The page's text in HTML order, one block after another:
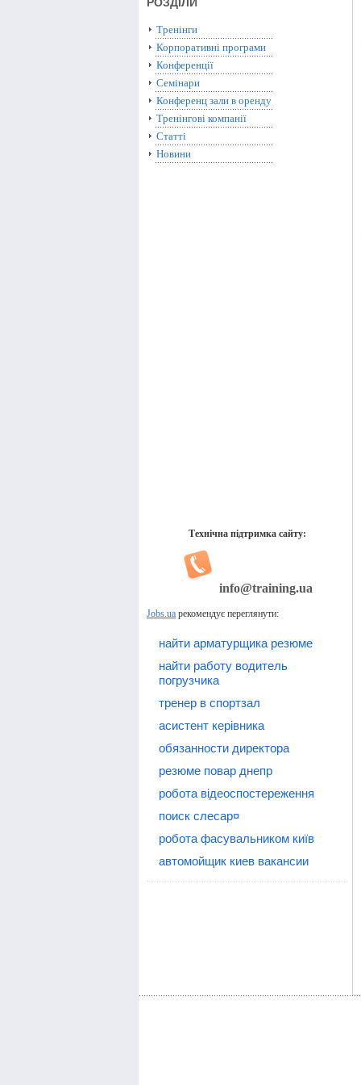
Тренінги
Корпоративні програми
Конференції
Семінари
Конференц зали в оренду
Тренінгові компанії
Статті
Новини
Технічна підтримка сайту:
info@training.ua
Jobs.ua рекомендує переглянути:
найти арматурщика резюме
найти работу водитель
погрузчика
тренер в спортзал
асистент керівника
обязанности директора
резюме повар днепр
робота відеоспостереження
поиск слесар¤
робота фасувальником київ
автомойщик киев вакансии